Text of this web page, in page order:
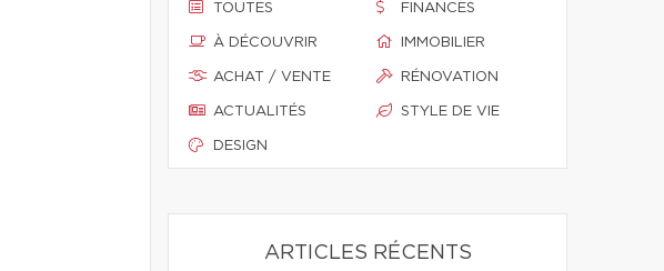
TOUTES
À DÉCOUVRIR
ACHAT / VENTE
ACTUALITÉS
DESIGN
FINANCES
IMMOBILIER
RÉNOVATION
STYLE DE VIE
ARTICLES RÉCENTS